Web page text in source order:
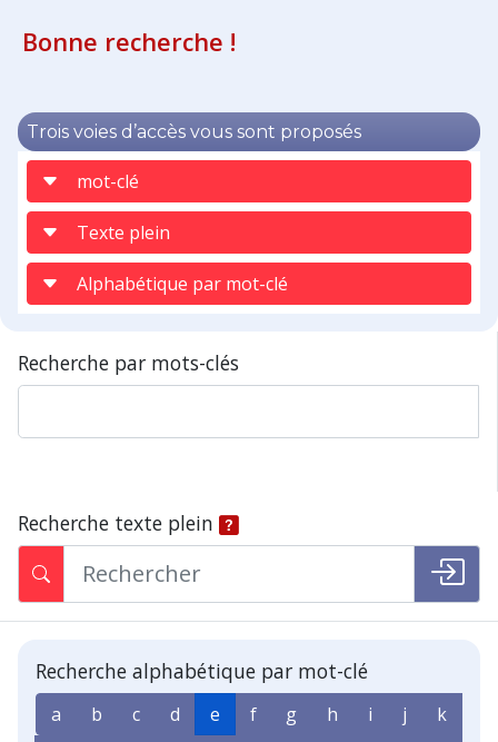
Bonne recherche !
Trois voies d’accès vous sont proposés
mot-clé
Texte plein
Alphabétique par mot-clé
Recherche par mots-clés
Recherche texte plein
Recherche alphabétique par mot-clé
a b c d e f g h i j
k